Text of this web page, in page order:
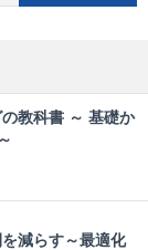
教科書 ～ 基礎か
減らす～最適化